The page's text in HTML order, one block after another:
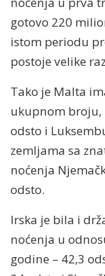
gotovo 220
istom periodu
postoje velike
Tako je Malta
ukupnom broju,
odsto i
zemljama sa
noćenja
odsto.
Irska je bila i
noćenja u
godine – 42,3